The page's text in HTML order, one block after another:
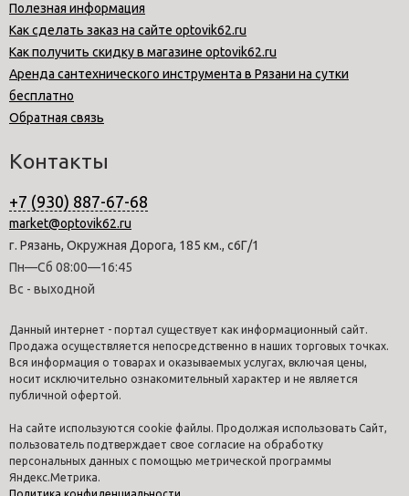
Полезная информация
Как сделать заказ на сайте optovik62.ru
Как получить скидку в магазине optovik62.ru
Аренда сантехнического инструмента в Рязани на сутки
бесплатно
Обратная связь
Контакты
+7 (930) 887-67-68
market@optovik62.ru
г. Рязань, Окружная Дорога, 185 км., с6Г/1
Пн—Сб 08:00—16:45
Вс - выходной
Данный интернет - портал существует как информационный сайт.
Продажа осуществляется непосредственно в наших торговых точках.
Вся информация о товарах и оказываемых услугах, включая цены,
носит исключительно ознакомительный характер и не является
публичной офертой.
На сайте используются cookie файлы. Продолжая использовать Сайт,
пользователь подтверждает свое согласие на обработку
персональных данных с помощью метрической программы
Яндекс.Метрика.